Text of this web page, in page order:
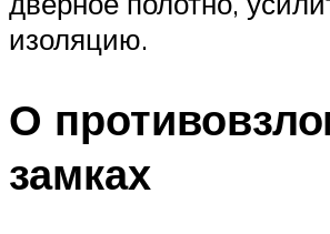
изоляцию.
О
замках